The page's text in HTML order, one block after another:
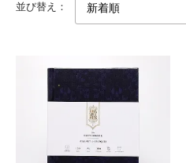
並び替え：